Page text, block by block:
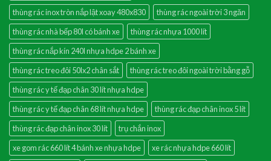
thùng rác inox tròn nắp lật xoay 480x830
thùng rác ngoài trời 3 ngăn
thùng rác nhà bếp 80l có bánh xe
thùng rác nhựa 1000 lít
thùng rác nắp kín 240l nhựa hdpe 2 bánh xe
thùng rác treo đôi 50lx2 chân sắt
thùng rác treo đôi ngoài trời bằng gỗ
thùng rác y tế đạp chân 30 lít nhựa hdpe
thùng rác y tế đạp chân 68 lít nhựa hdpe
thùng rác đạp chân inox 5 lít
thùng rác đạp chân inox 30 lít
trụ chắn inox
xe gom rác 660 lít 4 bánh xe nhựa hdpe
xe rác nhựa hdpe 660 lít